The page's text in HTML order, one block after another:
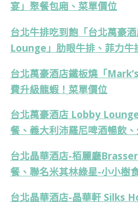
宴」聚餐包廂、菜單價位
台北牛排吃到飽「台北萬豪
Lounge」肋眼牛排、菲力牛
台北萬豪酒店鐵板燒「
費升級龍蝦！菜單價位
台北萬豪酒店 Lobby
餐、義大利沛羅尼啤酒暢飲
台北晶華酒店-栢麗廳
餐、聯名米其林綠星-小小樹
台北晶華酒店-晶華軒 Silks